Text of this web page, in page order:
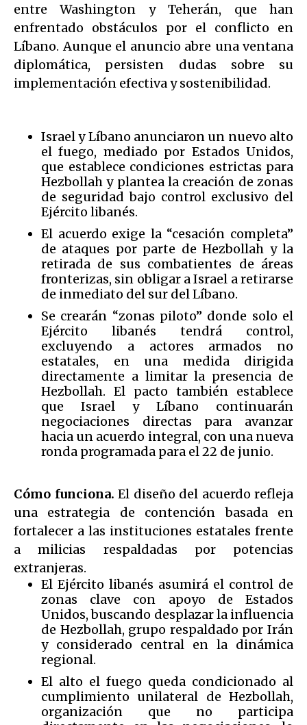
entre Washington y Teherán, que han
enfrentado obstáculos por el conflicto en
Líbano. Aunque el anuncio abre una ventana
diplomática, persisten dudas sobre su
implementación efectiva y sostenibilidad.
Israel y Líbano anunciaron un nuevo alto
el fuego, mediado por Estados Unidos,
que establece condiciones estrictas para
Hezbollah y plantea la creación de zonas
de seguridad bajo control exclusivo del
Ejército libanés.
El acuerdo exige la “cesación completa”
de ataques por parte de Hezbollah y la
retirada de sus combatientes de áreas
fronterizas, sin obligar a Israel a retirarse
de inmediato del sur del Líbano.
Se crearán “zonas piloto” donde solo el
Ejército libanés tendrá control,
excluyendo a actores armados no
estatales, en una medida dirigida
directamente a limitar la presencia de
Hezbollah. El pacto también establece
que Israel y Líbano continuarán
negociaciones directas para avanzar
hacia un acuerdo integral, con una nueva
ronda programada para el 22 de junio.
Cómo funciona. El diseño del acuerdo refleja
una estrategia de contención basada en
fortalecer a las instituciones estatales frente
a milicias respaldadas por potencias
extranjeras.
El Ejército libanés asumirá el control de
zonas clave con apoyo de Estados
Unidos, buscando desplazar la influencia
de Hezbollah, grupo respaldado por Irán
y considerado central en la dinámica
regional.
El alto el fuego queda condicionado al
cumplimiento unilateral de Hezbollah,
organización que no participa